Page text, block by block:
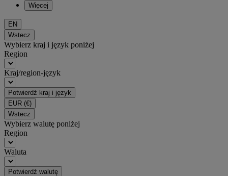
Więcej
EN
Wstecz
Wybierz kraj i język poniżej
Region
Kraj/region-język
Potwierdź kraj i język
EUR (€)
Wstecz
Wybierz walutę poniżej
Region
Waluta
Potwierdź walutę